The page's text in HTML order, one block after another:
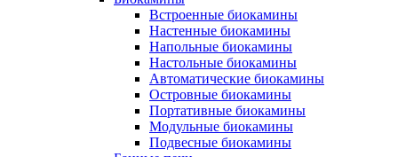
Встроенные биокамины
Настенные биокамины
Напольные биокамины
Настольные биокамины
Автоматические биокамины
Островные биокамины
Портативные биокамины
Модульные биокамины
Подвесные биокамины